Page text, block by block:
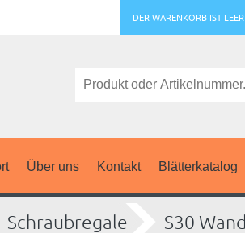
DER WARENKORB IST LEER
Über uns Kontakt Blätterkatalog
Schraubregale S30